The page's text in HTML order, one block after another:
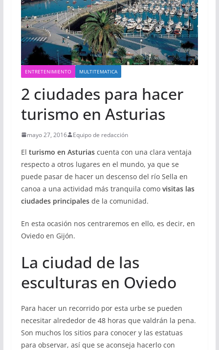
ENTRETENIMIENTO MULTITEMATICA
2 ciudades para hacer
turismo en Asturias
mayo 27, 2016 Equipo de redacción
El turismo en Asturiascuenta con una clara ventaja
respecto a otros lugares en el mundo, ya que se
puede pasar de hacer un descenso del río Sella en
canoa a una actividad más tranquila como visitas las
ciudades principalesde la comunidad.
En esta ocasión nos centraremos en ello, es decir, en
Oviedo en Gijón.
La ciudad de las
esculturas en Oviedo
Para hacer un recorrido por esta urbe se pueden
necesitar alrededor de 48 horas que valdrán la pena.
Son muchos los sitios para conocer y las estatuas
para observar, así que se aconseja hacerlo con